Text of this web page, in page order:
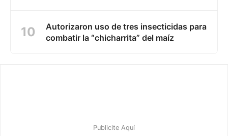
Autorizaron uso de tres insecticidas para
combatir la “chicharrita” del maíz